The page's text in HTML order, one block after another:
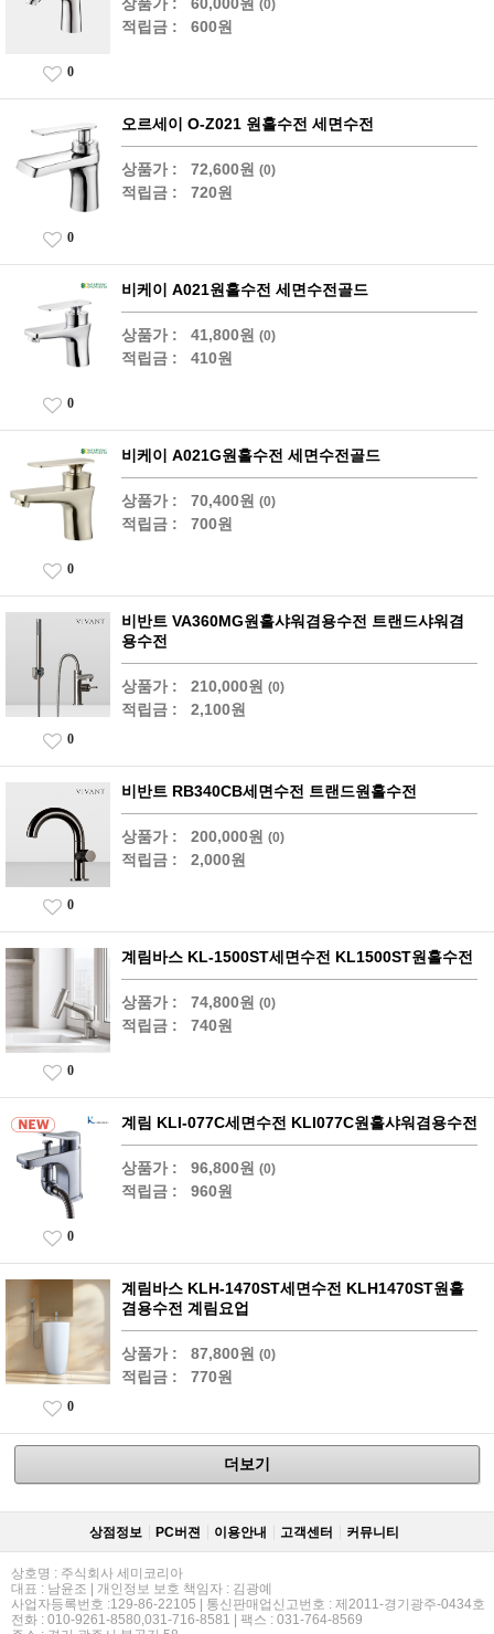
(0)
적립금 : 600원
0
오르세이 O-Z021 원홀수전 세면수전
상품가 : 72,600원 (0)
적립금 : 720원
0
비케이 A021원홀수전 세면수전골드
상품가 : 41,800원 (0)
적립금 : 410원
0
비케이 A021G원홀수전 세면수전골드
상품가 : 70,400원 (0)
적립금 : 700원
0
비반트 VA360MG원홀샤워겸용수전 트랜드샤워겸
용수전
상품가 : 210,000원 (0)
적립금 : 2,100원
0
비반트 RB340CB세면수전 트랜드원홀수전
상품가 : 200,000원 (0)
적립금 : 2,000원
0
계림바스 KL-1500ST세면수전 KL1500ST원홀수전
상품가 : 74,800원 (0)
적립금 : 740원
0
계림 KLI-077C세면수전 KLI077C원홀샤워겸용수전
상품가 : 96,800원 (0)
적립금 : 960원
0
계림바스 KLH-1470ST세면수전 KLH1470ST원홀
겸용수전 계림요업
상품가 : 87,800원 (0)
적립금 : 770원
0
더보기
상점정보 PC버젼 이용안내 고객센터 커뮤니티
상호명 : 주식회사 세미코리아
대표 : 남윤조 | 개인정보 보호 책임자 : 김광예
사업자등록번호 :129-86-22105 | 통신판매업신고번호 : 제2011-경기광주-0434호
전화 : 010-9261-8580,031-716-8581 | 팩스 : 031-764-8569